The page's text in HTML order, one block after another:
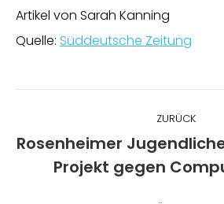
Artikel von Sarah Kanning
Quelle: Süddeutsche Zeitung
ZURÜCK
Beitrag:
Rosenheimer
Projekt gegen